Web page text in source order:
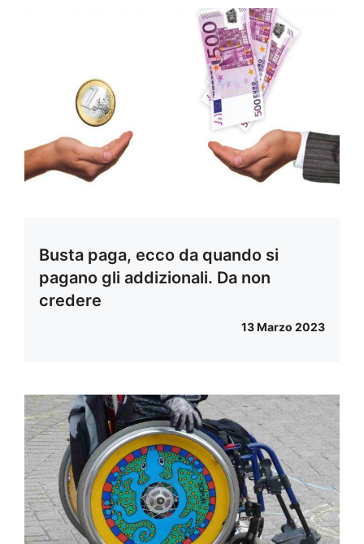
Busta paga, ecco da quando si
pagano gli addizionali. Da non
credere
13 Marzo 2023